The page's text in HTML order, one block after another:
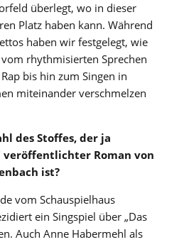
überlegt, wo in dieser
Platz haben kann. Während
haben wir festgelegt, wie
rhythmisierten Sprechen
bis hin zum Singen in
miteinander verschmelzen
des Stoffes, der ja
veröffentlichter Roman von
ist?
vom Schauspielhaus
ein Singspiel über „Das
Auch Anne Habermehl als